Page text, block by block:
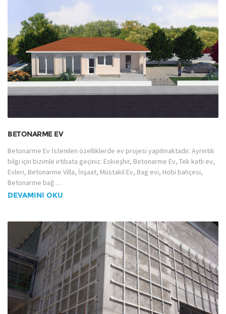
BETONARME EV
Betonarme Ev İstenilen özelliklerde ev projesi yapılmaktadır. Ayrıntılı
bilgi için bizimle irtibata geçiniz. Eskieşhir, Betonarme Ev, Tek katlı ev,
Evleri, Betonarme Villa, İnşaat, Müstakil Ev, Bag evi, Hobi bahçesi,
Betonarme bağ …
DEVAMINI OKU